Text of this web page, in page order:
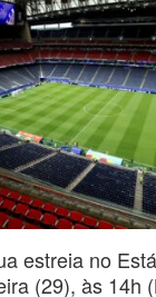
estreia no
(29), às 14h